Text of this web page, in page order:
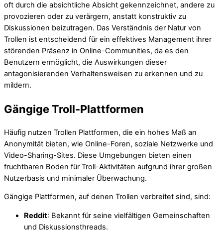
oft durch die absichtliche Absicht gekennzeichnet, andere zu
provozieren oder zu verärgern, anstatt konstruktiv zu
Diskussionen beizutragen. Das Verständnis der Natur von
Trollen ist entscheidend für ein effektives Management ihrer
störenden Präsenz in Online-Communities, da es den
Benutzern ermöglicht, die Auswirkungen dieser
antagonisierenden Verhaltensweisen zu erkennen und zu
mildern.
Gängige Troll-Plattformen
Häufig nutzen Trollen Plattformen, die ein hohes Maß an
Anonymität bieten, wie Online-Foren, soziale Netzwerke und
Video-Sharing-Sites. Diese Umgebungen bieten einen
fruchtbaren Boden für Troll-Aktivitäten aufgrund ihrer großen
Nutzerbasis und minimaler Überwachung.
Gängige Plattformen, auf denen Trollen verbreitet sind, sind:
Reddit: Bekannt für seine vielfältigen Gemeinschaften
und Diskussionsthreads.